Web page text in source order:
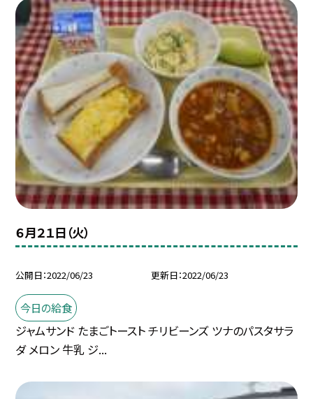
６月２１日（火）
公開日 2022/06/23 更新日 2022/06/23
今日の給食
ジャムサンド たまごトースト チリビーンズ ツナのパスタサラ
ダ メロン 牛乳 ジ...